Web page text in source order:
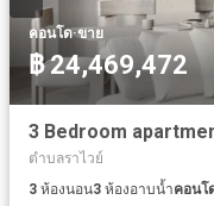
คอนโด·ขาย
฿ 24,469,472
3 Bedroom
ตำบลราไวย์
3 ห้องนอน3 ห้องอาบน้ำคอนโ